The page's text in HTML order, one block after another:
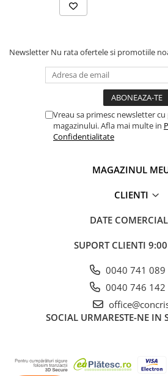
Newsletter Nu rata ofertele si promotiile
Vreau sa primesc newsletter
magazinului. Afla mai multe in
Confidentialitate
MAGAZINUL
CLIENTI
DATE
SUPORT CLIENTI
0040 741 089
0040 746 142
SOCIAL URMARESTE-NE IN